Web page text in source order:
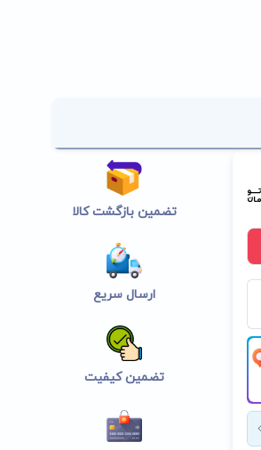
تضمین بازگشت کالا
ارسال سریع
تضمین کیفیت